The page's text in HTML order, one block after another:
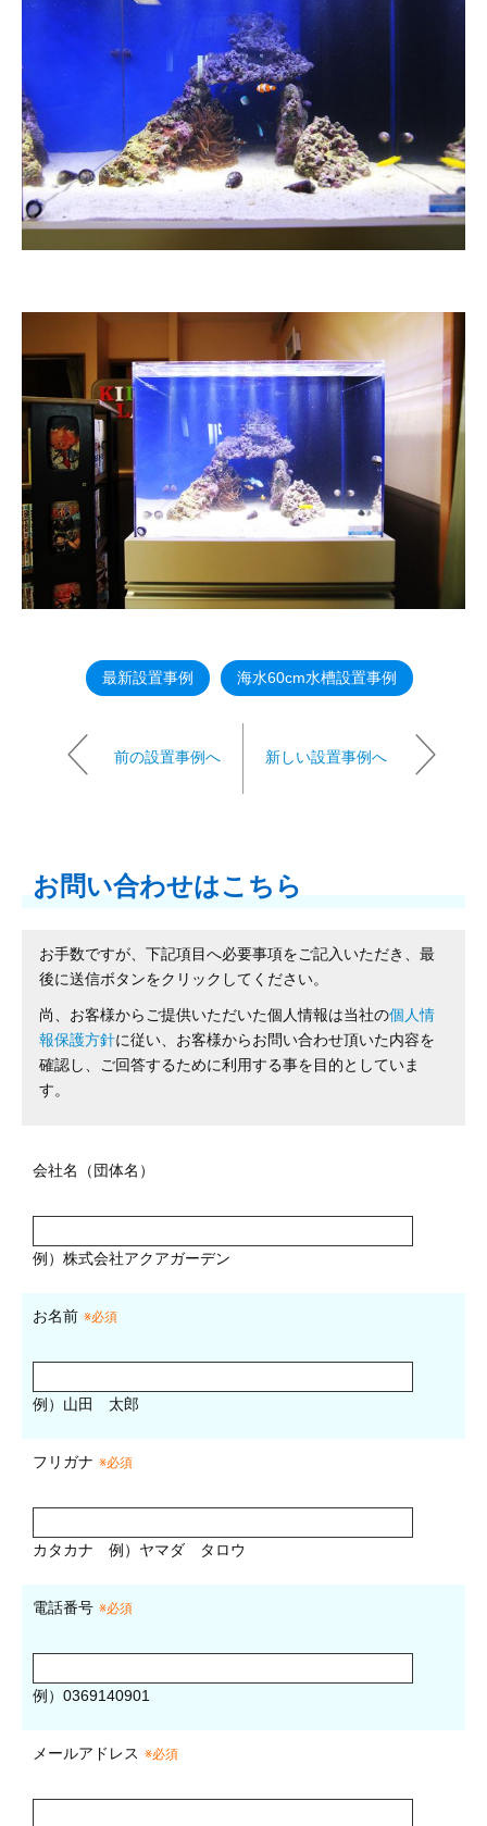
最新設置事例 海水60cm水槽設置事例
前の設置事例へ 新しい設置事例へ
お問い合わせはこちら
お手数ですが、下記項目へ必要事項をご記入いただき、最
後に送信ボタンをクリックしてください。
尚、お客様からご提供いただいた個人情報は当社の個人情
報保護方針に従い、お客様からお問い合わせ頂いた内容を
確認し、ご回答するために利用する事を目的としていま
す。
会社名（団体名）
例）株式会社アクアガーデン
お名前 ※必須
例）山田 太郎
フリガナ ※必須
カタカナ 例）ヤマダ タロウ
電話番号 ※必須
例）0369140901
メールアドレス ※必須